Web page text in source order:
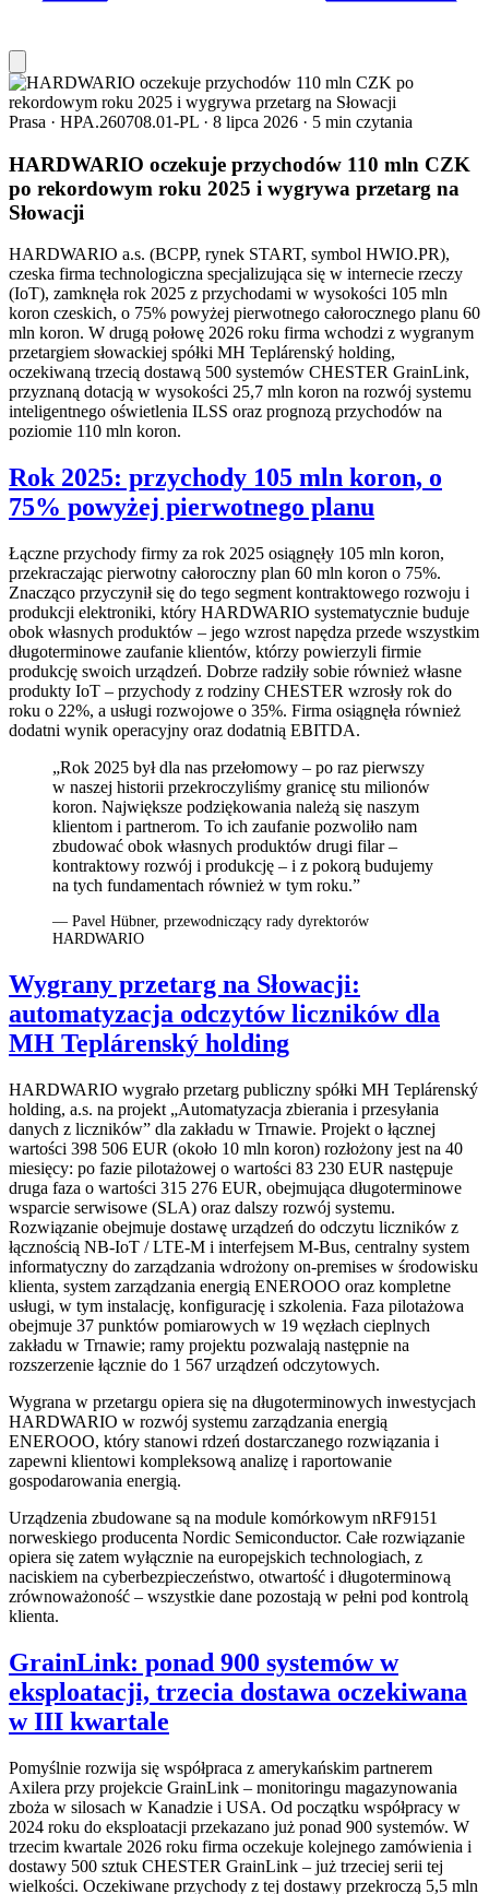
Prasa · HPA.260708.01-PL · 8 lipca 2026 · 5 min czytania
HARDWARIO oczekuje przychodów 110 mln CZK
po rekordowym roku 2025 i wygrywa przetarg na
Słowacji
HARDWARIO a.s. (BCPP, rynek START, symbol HWIO.PR),
czeska firma technologiczna specjalizująca się w internecie rzeczy
(IoT), zamknęła rok 2025 z przychodami w wysokości 105 mln
koron czeskich, o 75% powyżej pierwotnego całorocznego planu 60
mln koron. W drugą połowę 2026 roku firma wchodzi z wygranym
przetargiem słowackiej spółki MH Teplárenský holding,
oczekiwaną trzecią dostawą 500 systemów CHESTER GrainLink,
przyznaną dotacją w wysokości 25,7 mln koron na rozwój systemu
inteligentnego oświetlenia ILSS oraz prognozą przychodów na
poziomie 110 mln koron.
Rok 2025: przychody 105 mln koron, o
75% powyżej pierwotnego planu
Łączne przychody firmy za rok 2025 osiągnęły 105 mln koron,
przekraczając pierwotny całoroczny plan 60 mln koron o 75%.
Znacząco przyczynił się do tego segment kontraktowego rozwoju i
produkcji elektroniki, który HARDWARIO systematycznie buduje
obok własnych produktów – jego wzrost napędza przede wszystkim
długoterminowe zaufanie klientów, którzy powierzyli firmie
produkcję swoich urządzeń. Dobrze radziły sobie również własne
produkty IoT – przychody z rodziny CHESTER wzrosły rok do
roku o 22%, a usługi rozwojowe o 35%. Firma osiągnęła również
dodatni wynik operacyjny oraz dodatnią EBITDA.
„Rok 2025 był dla nas przełomowy – po raz pierwszy
w naszej historii przekroczyliśmy granicę stu milionów
koron. Największe podziękowania należą się naszym
klientom i partnerom. To ich zaufanie pozwoliło nam
zbudować obok własnych produktów drugi filar –
kontraktowy rozwój i produkcję – i z pokorą budujemy
na tych fundamentach również w tym roku.”
— Pavel Hübner, przewodniczący rady dyrektorów
HARDWARIO
Wygrany przetarg na Słowacji:
automatyzacja odczytów liczników dla
MH Teplárenský holding
HARDWARIO wygrało przetarg publiczny spółki MH Teplárenský
holding, a.s. na projekt „Automatyzacja zbierania i przesyłania
danych z liczników” dla zakładu w Trnawie. Projekt o łącznej
wartości 398 506 EUR (około 10 mln koron) rozłożony jest na 40
miesięcy: po fazie pilotażowej o wartości 83 230 EUR następuje
druga faza o wartości 315 276 EUR, obejmująca długoterminowe
wsparcie serwisowe (SLA) oraz dalszy rozwój systemu.
Rozwiązanie obejmuje dostawę urządzeń do odczytu liczników z
łącznością NB-IoT / LTE-M i interfejsem M-Bus, centralny system
informatyczny do zarządzania wdrożony on-premises w środowisku
klienta, system zarządzania energią ENEROOO oraz kompletne
usługi, w tym instalację, konfigurację i szkolenia. Faza pilotażowa
obejmuje 37 punktów pomiarowych w 19 węzłach cieplnych
zakładu w Trnawie; ramy projektu pozwalają następnie na
rozszerzenie łącznie do 1 567 urządzeń odczytowych.
Wygrana w przetargu opiera się na długoterminowych inwestycjach
HARDWARIO w rozwój systemu zarządzania energią
ENEROOO, który stanowi rdzeń dostarczanego rozwiązania i
zapewni klientowi kompleksową analizę i raportowanie
gospodarowania energią.
Urządzenia zbudowane są na module komórkowym nRF9151
norweskiego producenta Nordic Semiconductor. Całe rozwiązanie
opiera się zatem wyłącznie na europejskich technologiach, z
naciskiem na cyberbezpieczeństwo, otwartość i długoterminową
zrównoważoność – wszystkie dane pozostają w pełni pod kontrolą
klienta.
GrainLink: ponad 900 systemów w
eksploatacji, trzecia dostawa oczekiwana
w III kwartale
Pomyślnie rozwija się współpraca z amerykańskim partnerem
Axilera przy projekcie GrainLink – monitoringu magazynowania
zboża w silosach w Kanadzie i USA. Od początku współpracy w
2024 roku do eksploatacji przekazano już ponad 900 systemów. W
trzecim kwartale 2026 roku firma oczekuje kolejnego zamówienia i
dostawy 500 sztuk CHESTER GrainLink – już trzeciej serii tej
wielkości. Oczekiwane przychody z tej dostawy przekroczą 5,5 mln